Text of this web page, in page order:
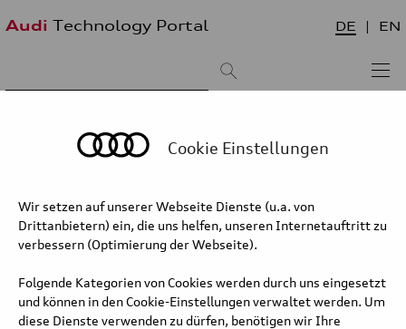
Audi Technology Portal DE EN
älteste zuerst
Audi RS 3 competition limited –
Fahrwerk
ausgeprägte Sportlichkeit mit einem Gewindefahrwerk inklusive
steiferem Hinterachsstabilisator, optisch mit zusätzlichen Carbon-
Elementen im Exterieur.
Cookie Einstellungen
Wir setzen auf unserer Webseite Dienste (u.a. von
Drittanbietern) ein, die uns helfen, unseren Internetauftritt zu
verbessern (Optimierung der Webseite).
Folgende Kategorien von Cookies werden durch uns eingesetzt
und können in den Cookie-Einstellungen verwaltet werden. Um
diese Dienste verwenden zu dürfen, benötigen wir Ihre